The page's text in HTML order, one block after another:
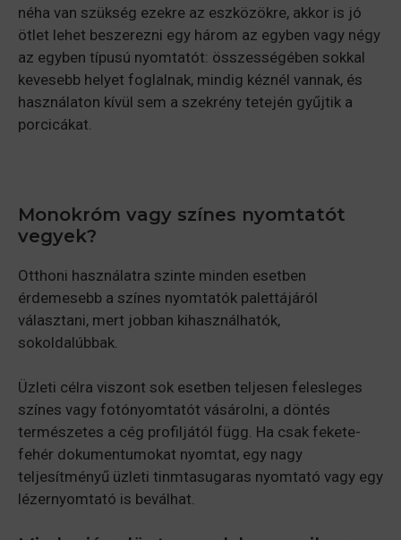
néha van szükség ezekre az eszközökre, akkor is jó
ötlet lehet beszerezni egy három az egyben vagy négy
az egyben típusú nyomtatót: összességében sokkal
kevesebb helyet foglalnak, mindig kéznél vannak, és
használaton kívül sem a szekrény tetején gyűjtik a
porcicákat.
Monokróm vagy színes nyomtatót
vegyek?
Otthoni használatra szinte minden esetben
érdemesebb a színes nyomtatók palettájáról
választani, mert jobban kihasználhatók,
sokoldalúbbak.
Üzleti célra viszont sok esetben teljesen felesleges
színes vagy fotónyomtatót vásárolni, a döntés
természetes a cég profiljától függ. Ha csak fekete-
fehér dokumentumokat nyomtat, egy nagy
teljesítményű üzleti tinmtasugaras nyomtató vagy egy
lézernyomtató is beválhat.